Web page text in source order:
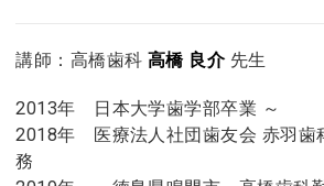
講師：高橋歯科高橋 良介先生
2013年 日本大学歯学部卒業 ～
2018年 医療法人社団歯友会 赤羽歯
務